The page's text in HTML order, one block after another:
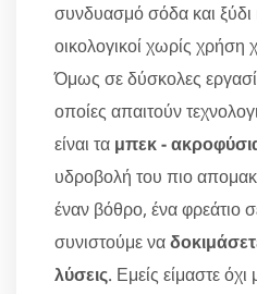
συνδυασμό σόδα και ξύδι
οικολογικοί χωρίς
Όμως σε δύσκολες
οποίες απαιτούν
είναι τα μπεκ -
υδροβολή του πιο
έναν βόθρο, ένα φρεάτιο
συνιστούμε να
λύσεις. Εμείς είμαστε